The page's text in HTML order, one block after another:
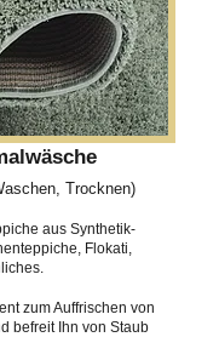
Trocknen)
aus Synthetik-
Flokati,
zum Auffrischen von
befreit Ihn von Staub